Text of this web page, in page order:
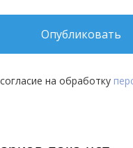
Опубликовать
на обработку